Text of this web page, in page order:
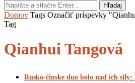
Hľadaj
Domov Tags Označiť príspevky
Tag
Qianhui Tangová
Rusko-čínske duo bolo nad ich